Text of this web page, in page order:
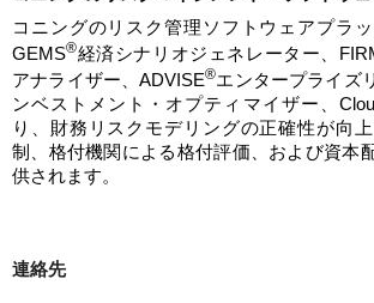
コニングのリスク管理ソフトウェアプラッ
GEMS®経済シナリオジェネレーター、
アナライザー、ADVISE®エンタープライズ
ンベストメント・オプティマイザー、
り、財務リスクモデリングの正確性が向
制、格付機関による格付評価、および資本
供されます。
連絡先